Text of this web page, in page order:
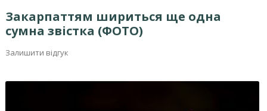
Закарпаттям шириться ще одна
сумна звістка (ФОТО)
Залишити відгук